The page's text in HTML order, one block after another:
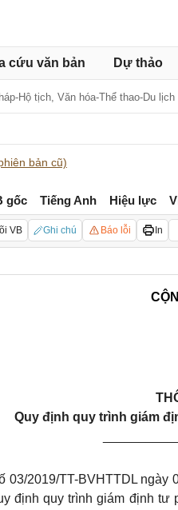
cứu văn bản Dự thảo
Hộ tịch, Văn hóa-Thể thao-Du lịch
bản cũ)
gốc Tiếng Anh Hiệu lực
VB Ghi chú Báo lỗi In
Quy định quy trình giám
03/2019/TT-BVHTTDL ngày
định quy trình giám định